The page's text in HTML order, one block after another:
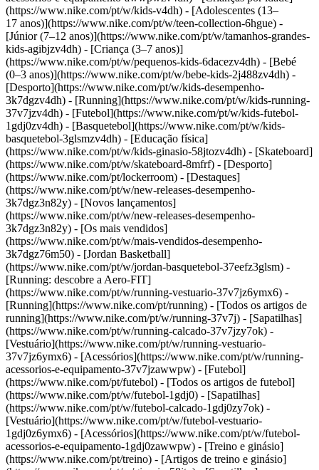
(https://www.nike.com/pt/w/kids-v4dh) - [Adolescentes (13–
17 anos)](https://www.nike.com/pt/w/teen-collection-6hgue) -
[Júnior (7–12 anos)](https://www.nike.com/pt/w/tamanhos-grandes-
kids-agibjzv4dh) - [Criança (3–7 anos)]
(https://www.nike.com/pt/w/pequenos-kids-6dacezv4dh) - [Bebé
(0–3 anos)](https://www.nike.com/pt/w/bebe-kids-2j488zv4dh) -
[Desporto](https://www.nike.com/pt/w/kids-desempenho-
3k7dgzv4dh) - [Running](https://www.nike.com/pt/w/kids-running-
37v7jzv4dh) - [Futebol](https://www.nike.com/pt/w/kids-futebol-
1gdj0zv4dh) - [Basquetebol](https://www.nike.com/pt/w/kids-
basquetebol-3glsmzv4dh) - [Educação física]
(https://www.nike.com/pt/w/kids-ginasio-58jtozv4dh) - [Skateboard]
(https://www.nike.com/pt/w/skateboard-8mfrf) - [Desporto]
(https://www.nike.com/pt/lockerroom) - [Destaques]
(https://www.nike.com/pt/w/new-releases-desempenho-
3k7dgz3n82y) - [Novos lançamentos]
(https://www.nike.com/pt/w/new-releases-desempenho-
3k7dgz3n82y) - [Os mais vendidos]
(https://www.nike.com/pt/w/mais-vendidos-desempenho-
3k7dgz76m50) - [Jordan Basketball]
(https://www.nike.com/pt/w/jordan-basquetebol-37eefz3glsm) -
[Running: descobre a Aero-FIT]
(https://www.nike.com/pt/w/running-vestuario-37v7jz6ymx6) -
[Running](https://www.nike.com/pt/running) - [Todos os artigos de
running](https://www.nike.com/pt/w/running-37v7j) - [Sapatilhas]
(https://www.nike.com/pt/w/running-calcado-37v7jzy7ok) -
[Vestuário](https://www.nike.com/pt/w/running-vestuario-
37v7jz6ymx6) - [Acessórios](https://www.nike.com/pt/w/running-
acessorios-e-equipamento-37v7jzawwpw) - [Futebol]
(https://www.nike.com/pt/futebol) - [Todos os artigos de futebol]
(https://www.nike.com/pt/w/futebol-1gdj0) - [Sapatilhas]
(https://www.nike.com/pt/w/futebol-calcado-1gdj0zy7ok) -
[Vestuário](https://www.nike.com/pt/w/futebol-vestuario-
1gdj0z6ymx6) - [Acessórios](https://www.nike.com/pt/w/futebol-
acessorios-e-equipamento-1gdj0zawwpw) - [Treino e ginásio]
(https://www.nike.com/pt/treino) - [Artigos de treino e ginásio]